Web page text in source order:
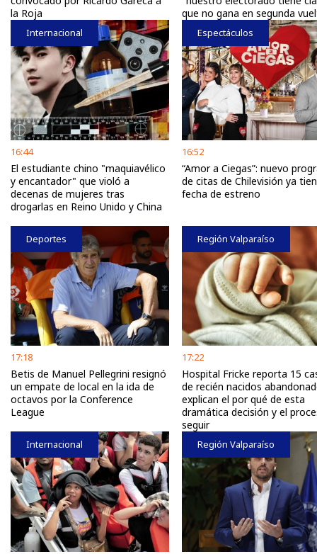
la Roja
que no gana en segunda
Internacional
16:44
El estudiante chino "maquiavélico
y encantador" que violó a
decenas de mujeres tras
drogarlas en Reino Unido y China
Espectáculos
16:52
“Amor a Ciegas”: nuevo
de citas de Chilevisión ya
fecha de estreno
Deportes
17:18
Betis de Manuel Pellegrini resignó
un empate de local en la ida de
octavos por la Conference
League
Región Valparaíso
17:22
Hospital Fricke reporta 15
de recién nacidos
explican el por qué de esta
dramática decisión y el
seguir
Internacional Región Valparaíso